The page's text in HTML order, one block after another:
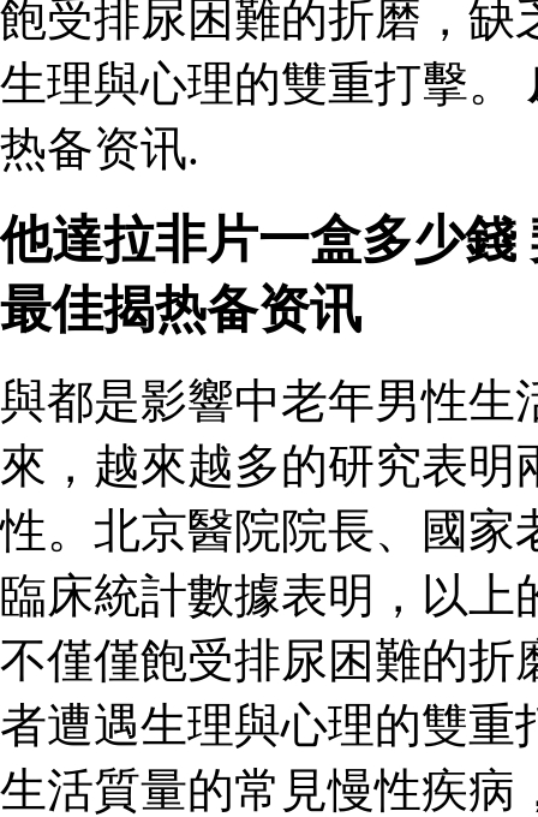
飽受排尿困難的折磨，缺
生理與心理的雙重打擊。
热备资讯.
他達拉非片一盒多少
最佳揭热备资讯
與都是影響中老年男性生
來，越來越多的研究表
性。北京醫院院長、國家
臨床統計數據表明，以上
不僅僅飽受排尿困難的折
者遭遇生理與心理的雙重
生活質量的常見慢性疾病